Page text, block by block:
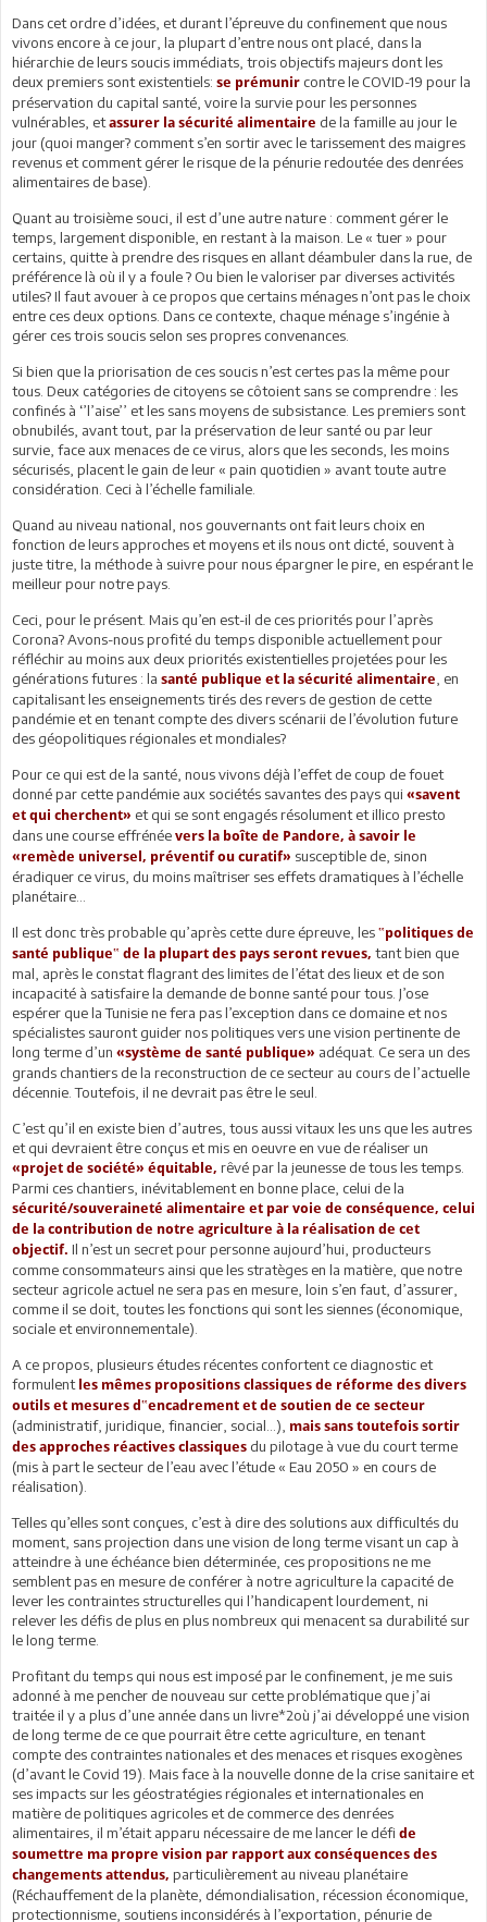
Dans cet ordre d’idées, et durant l’épreuve du confinement que nous
vivons encore à ce jour, la plupart d’entre nous ont placé, dans la
hiérarchie de leurs soucis immédiats, trois objectifs majeurs dont les
deux premiers sont existentiels: se prémunir contre le COVID-19 pour la
préservation du capital santé, voire la survie pour les personnes
vulnérables, etassurer la sécurité alimentaire de la famille au jour le
jour (quoi manger? comment s’en sortir avec le tarissement des maigres
revenus et comment gérer le risque de la pénurie redoutée des denrées
alimentaires de base).
Quant au troisième souci, il est d’une autre nature : comment gérer le
temps, largement disponible, en restant à la maison. Le « tuer » pour
certains, quitte à prendre des risques en allant déambuler dans la rue, de
préférence là où il y a foule ? Ou bien le valoriser par diverses activités
utiles? Il faut avouer à ce propos que certains ménages n’ont pas le choix
entre ces deux options. Dans ce contexte, chaque ménage s’ingénie à
gérer ces trois soucis selon ses propres convenances.
Si bien que la priorisation de ces soucis n’est certes pas la même pour
tous. Deux catégories de citoyens se côtoient sans se comprendre : les
confinés à ‘’l’aise’’ et les sans moyens de subsistance. Les premiers sont
obnubilés, avant tout, par la préservation de leur santé ou par leur
survie, face aux menaces de ce virus, alors que les seconds, les moins
sécurisés, placent le gain de leur « pain quotidien » avant toute autre
considération. Ceci à l’échelle familiale.
Quand au niveau national, nos gouvernants ont fait leurs choix en
fonction de leurs approches et moyens et ils nous ont dicté, souvent à
juste titre, la méthode à suivre pour nous épargner le pire, en espérant le
meilleur pour notre pays.
Ceci, pour le présent. Mais qu’en est-il de ces priorités pour l’après
Corona? Avons-nous profité du temps disponible actuellement pour
réfléchir au moins aux deux priorités existentielles projetées pour les
générations futures : la santé publique et la sécurité alimentaire , en
capitalisant les enseignements tirés des revers de gestion de cette
pandémie et en tenant compte des divers scénarii de l’évolution future
des géopolitiques régionales et mondiales?
Pour ce qui est de la santé, nous vivons déjà l’effet de coup de fouet
donné par cette pandémie aux sociétés savantes des pays qui «savent
et qui cherchent» et qui se sont engagés résolument et illico presto
dans une course effrénée vers la boîte de Pandore, à savoir le
«remède universel, préventif ou curatif» susceptible de, sinon
éradiquer ce virus, du moins maîtriser ses effets dramatiques à l’échelle
planétaire…
Il est donc très probable qu’après cette dure épreuve, les ‟politiques de
santé publique‟ de la plupart des pays seront revues, tant bien que
mal, après le constat flagrant des limites de l’état des lieux et de son
incapacité à satisfaire la demande de bonne santé pour tous. J’ose
espérer que la Tunisie ne fera pas l’exception dans ce domaine et nos
spécialistes sauront guider nos politiques vers une vision pertinente de
long terme d’un «système de santé publique» adéquat. Ce sera un des
grands chantiers de la reconstruction de ce secteur au cours de l’actuelle
décennie. Toutefois, il ne devrait pas être le seul.
C’est qu’il en existe bien d’autres, tous aussi vitaux les uns que les autres
et qui devraient être conçus et mis en oeuvre en vue de réaliser un
«projet de société» équitable, rêvé par la jeunesse de tous les temps.
Parmi ces chantiers, inévitablement en bonne place, celui de la
sécurité/souveraineté alimentaire et par voie de conséquence, celui
de la contribution de notre agriculture à la réalisation de cet
objectif. Il n’est un secret pour personne aujourd’hui, producteurs
comme consommateurs ainsi que les stratèges en la matière, que notre
secteur agricole actuel ne sera pas en mesure, loin s’en faut, d’assurer,
comme il se doit, toutes les fonctions qui sont les siennes (économique,
sociale et environnementale).
A ce propos, plusieurs études récentes confortent ce diagnostic et
formulent les mêmes propositions classiques de réforme des divers
outils et mesures d‟encadrement et de soutien de ce secteur
(administratif, juridique, financier, social…), mais sans toutefois sortir
des approches réactives classiques du pilotage à vue du court terme
(mis à part le secteur de l’eau avec l’étude « Eau 2050 » en cours de
réalisation).
Telles qu’elles sont conçues, c’est à dire des solutions aux difficultés du
moment, sans projection dans une vision de long terme visant un cap à
atteindre à une échéance bien déterminée, ces propositions ne me
semblent pas en mesure de conférer à notre agriculture la capacité de
lever les contraintes structurelles qui l’handicapent lourdement, ni
relever les défis de plus en plus nombreux qui menacent sa durabilité sur
le long terme.
Profitant du temps qui nous est imposé par le confinement, je me suis
adonné à me pencher de nouveau sur cette problématique que j’ai
traitée il y a plus d’une année dans un livre*2où j’ai développé une vision
de long terme de ce que pourrait être cette agriculture, en tenant
compte des contraintes nationales et des menaces et risques exogènes
(d’avant le Covid 19). Mais face à la nouvelle donne de la crise sanitaire et
ses impacts sur les géostratégies régionales et internationales en
matière de politiques agricoles et de commerce des denrées
alimentaires, il m’était apparu nécessaire de me lancer le défi de
soumettre ma propre vision par rapport aux conséquences des
changements attendus, particulièrement au niveau planétaire
(Réchauffement de la planète, démondialisation, récession économique,
protectionnisme, soutiens inconsidérés à l’exportation, pénurie de